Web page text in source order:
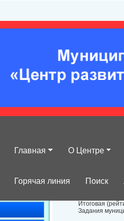
Главная О Центре
Горячая линия Поиск
Итоговая
Задания